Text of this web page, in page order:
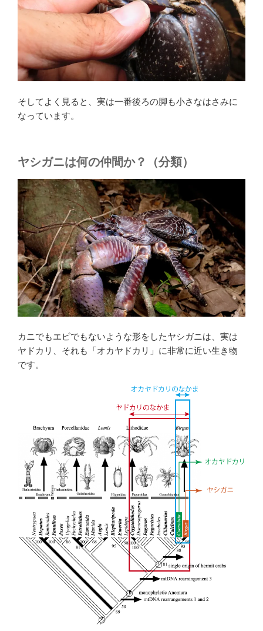
そしてよく見ると、実は一番後ろの脚も小さなはさみに
なっています。
ヤシガニは何の仲間か？（分類）
カニでもエビでもないような形をしたヤシガニは、実は
ヤドカリ、それも「オカヤドカリ」に非常に近い生き物
です。